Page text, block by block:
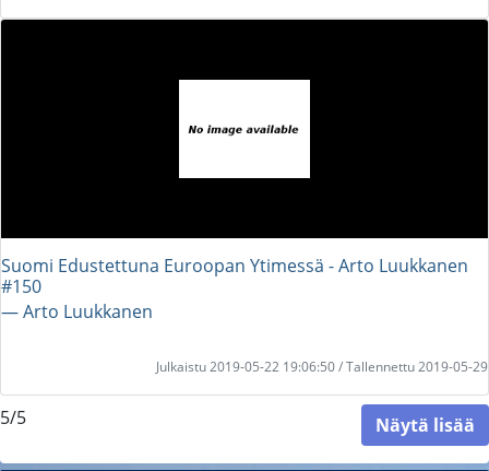
Suomi Edustettuna Euroopan Ytimessä - Arto Luukkanen
#150
― Arto Luukkanen
Julkaistu 2019-05-22 19:06:50 / Tallennettu 2019-05-29
5/5 Näytä lisää